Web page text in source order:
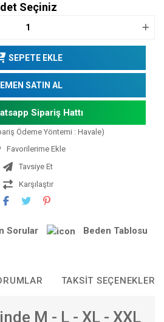
Seçiniz
SEPETE EKLE
SATIN AL
Sipariş Hattı
Ödeme Yöntemi : Havale)
Tavsiye Et
Karşılaştır
Sorular Beden Tablosu
TAKSIT SEÇENEKLERI
M - L - XL - XXL